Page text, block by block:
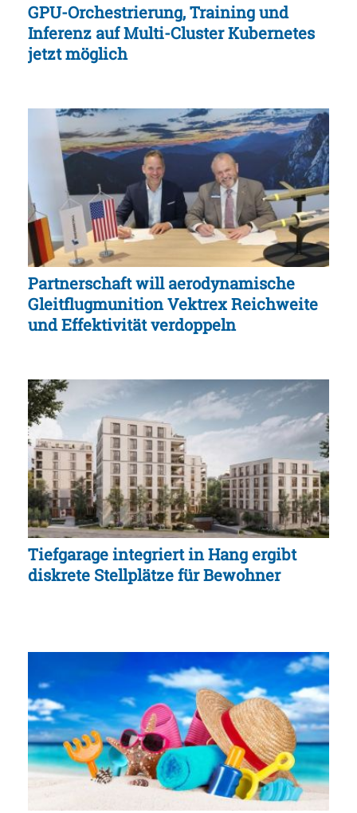
GPU-Orchestrierung, Training und
Inferenz auf Multi-Cluster Kubernetes
jetzt möglich
Partnerschaft will aerodynamische
Gleitflugmunition Vektrex Reichweite
und Effektivität verdoppeln
Tiefgarage integriert in Hang ergibt
diskrete Stellplätze für Bewohner